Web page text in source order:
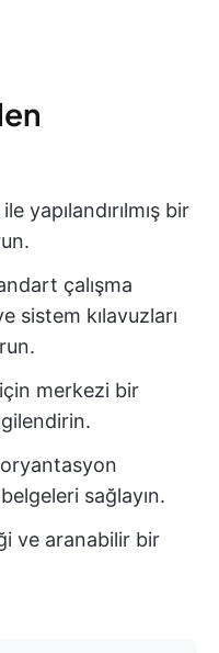
yapılandırılmış bir
çalışma
sistem kılavuzları
merkezi bir
sağlayın.
ve aranabilir bir